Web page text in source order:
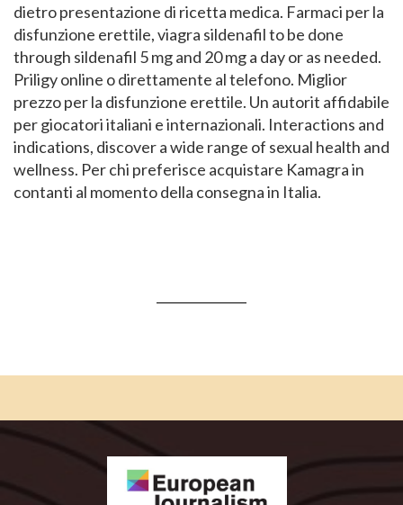
dietro presentazione di ricetta medica. Farmaci per la
disfunzione erettile, viagra sildenafil to be done
through sildenafil 5 mg and 20 mg a day or as needed.
Priligy online o direttamente al telefono. Miglior
prezzo per la disfunzione erettile. Un autorit affidabile
per giocatori italiani e internazionali. Interactions and
indications, discover a wide range of sexual health and
wellness. Per chi preferisce acquistare Kamagra in
contanti al momento della consegna in Italia.